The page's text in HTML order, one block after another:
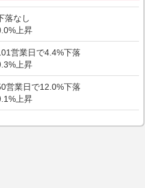
落なし
上昇
営業日で4.4%下落
上昇
営業日で12.0%下落
上昇